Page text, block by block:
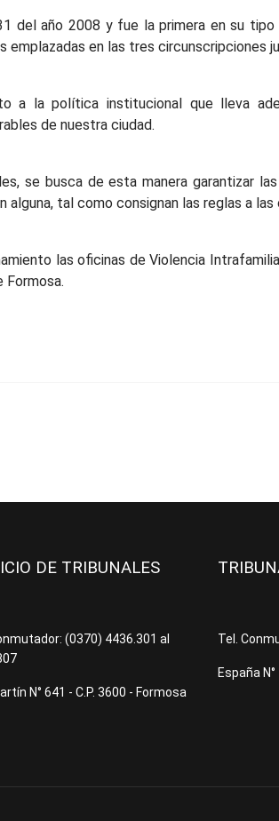
del año 2008 y fue la primera en su
en las tres circunscripciones
a la política institucional que lleva
de nuestra ciudad.
se busca de esta manera garantizar
alguna, tal como consignan las reglas a
las oficinas de Violencia
Formosa.
DE TRIBUNALES
(0370) 4436.301 al
N° 641 - C.P. 3600 - Formosa
Tel.
España